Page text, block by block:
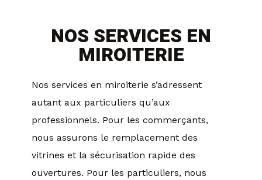
NOS SERVICES EN
MIROITERIE
Nos services en miroiterie s’adressent
autant aux particuliers qu’aux
professionnels. Pour les commerçants,
nous assurons le remplacement des
vitrines et la sécurisation rapide des
ouvertures. Pour les particuliers, nous